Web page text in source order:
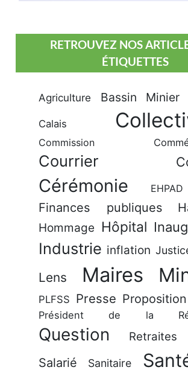
RETROUVEZ NOS
ÉTIQUETTES
Agriculture Bassin Minier
Calais
Commission
Courrier
Cérémonie EHPAD
Finances publiques
Hommage Hôpital
Industrie inflation
Lens Maires
PLFSS Presse
Président de la
Question Retraites
Salarié Sanitaire